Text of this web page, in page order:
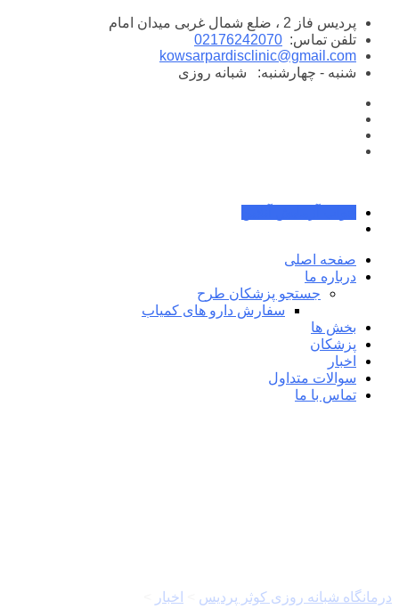
پرش
محتوا
پردیس فاز 2 ، ضلع شمال غربی میدان امام
تلفن تماس: 02176242070
kowsarpardisclinic@gmail.com
شنبه - چهارشنبه:
شبانه روزی
صفحه اصلی
درباره ما
جستجو پزشکان طرح
سفارش دارو های کمیاب
بخش ها
پزشکان
اخبار
سوالات متداول
تماس با ما
درمانگاه شبانه روزی کوثر پردیس اخبار